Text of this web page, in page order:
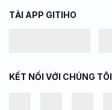
TẢI APP GITIHO
KẾT NỐI VỚI CHÚNG TÔI